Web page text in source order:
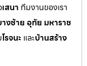
เสนา ทีมงานของเรา
งซ้าย อุทัย มหาราช
โรจนะ และบ้านสร้าง